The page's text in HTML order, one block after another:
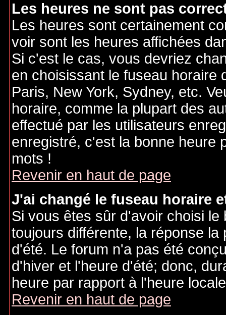
Les heures ne sont pas
Les heures sont certainement
voir sont les heures affichées
Si c'est le cas, vous devriez
en choisissant le fuseau horaire
Paris, New York, Sydney, etc.
horaire, comme la plupart des
effectué par les utilisateurs
enregistré, c'est la bonne heure
mots !
Revenir en haut de page
J'ai changé le fuseau horaire
Si vous êtes sûr d'avoir choisi
toujours différente, la réponse
d'été. Le forum n'a pas été
d'hiver et l'heure d'été; donc,
heure par rapport à l'heure
Revenir en haut de page